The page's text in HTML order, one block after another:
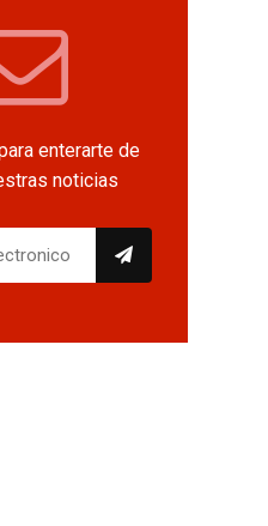
enterarte de
noticias